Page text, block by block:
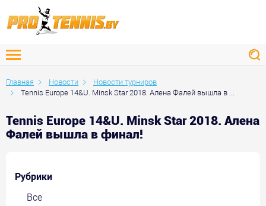
Главная Новости
Новости турниров
Tennis Europe 14&U. Minsk Star 2018. Алена Фалей вышла в ...
Tennis Europe 14&U. Minsk Star 2018. Алена
Фалей вышла в финал!
Рубрики
Все